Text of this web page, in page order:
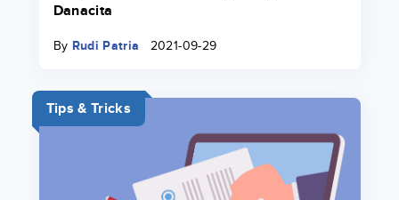
Danacita
By Rudi Patria 2021-09-29
Tips & Tricks